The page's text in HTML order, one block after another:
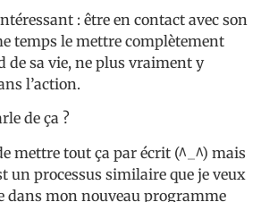
: être en contact avec son
temps le mettre complètement
de sa vie, ne plus vraiment y
l’action.
de ça ?
mettre tout ça par écrit (^_^) mais
un processus similaire que je veux
dans mon nouveau programme